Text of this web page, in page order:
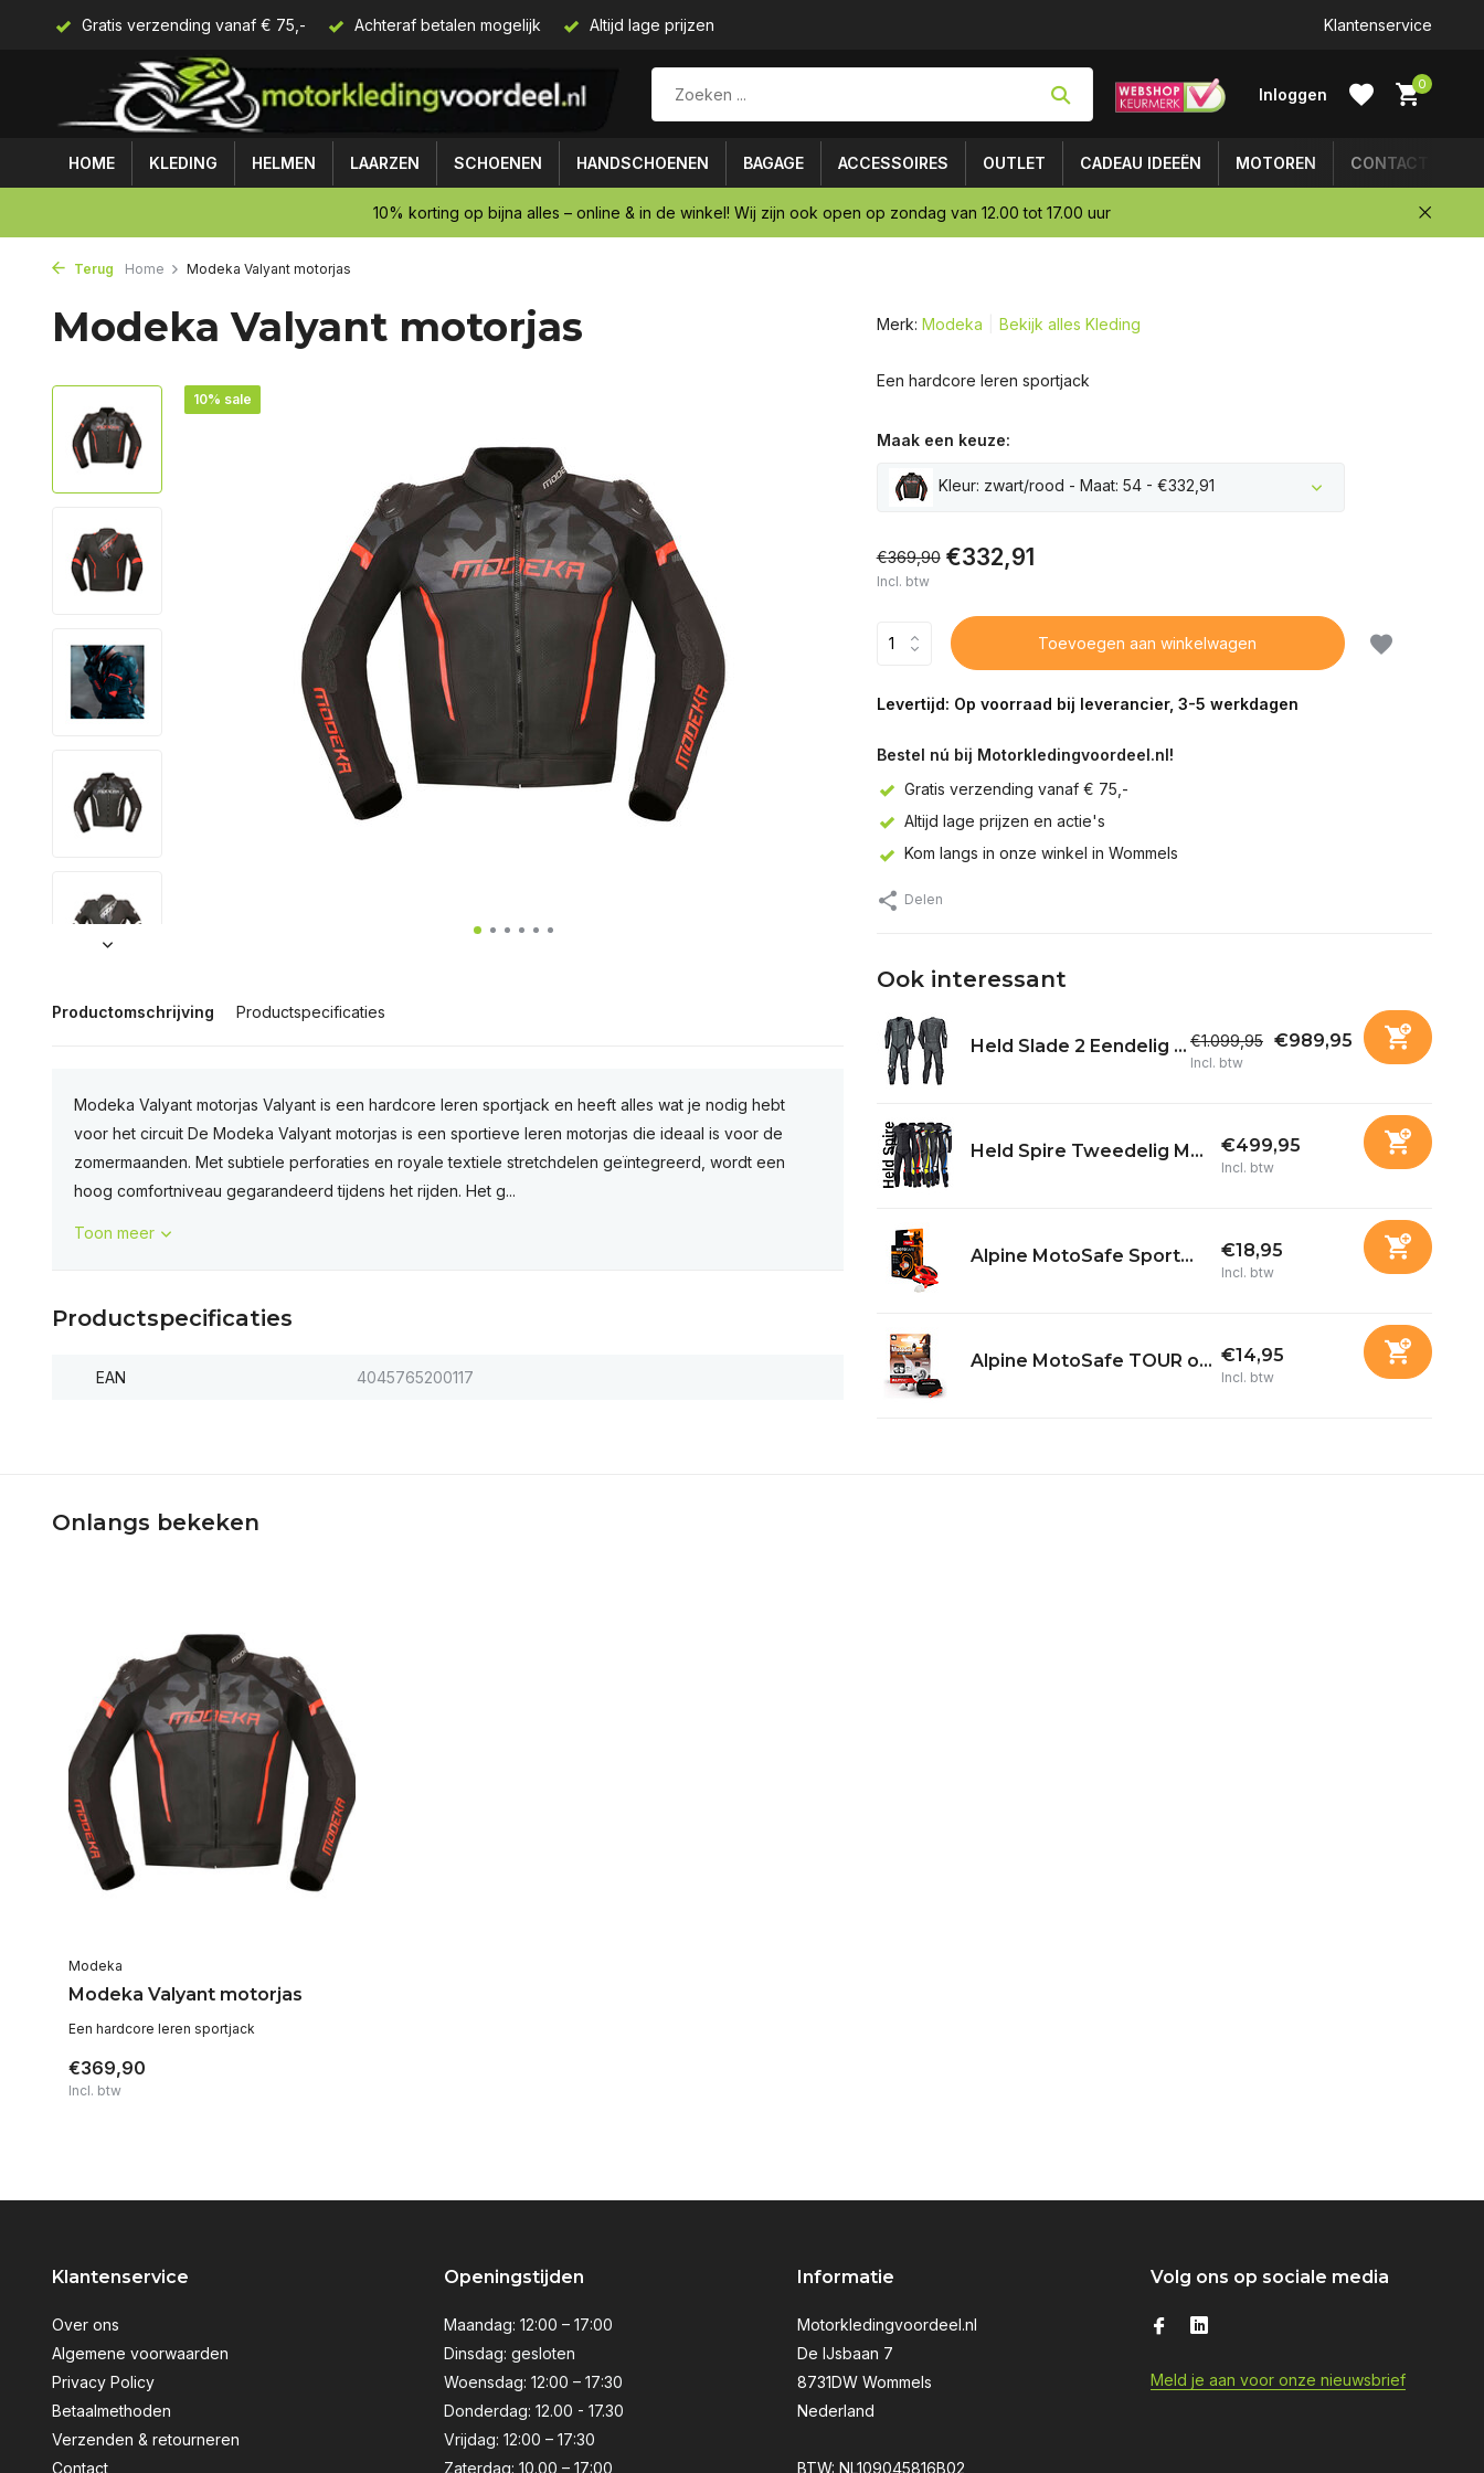
Gratis verzending vanaf € 75,- Achteraf betalen mogelijk Altijd lage prijzen Klantenservice
Inloggen
0
HOME KLEDING HELMEN LAARZEN SCHOENEN HANDSCHOENEN BAGAGE ACCESSOIRES OUTLET CADEAU IDEEËN MOTOREN CONTACT
10% korting op bijna alles – online & in de winkel! Wij zijn ook open op zondag van 12.00 tot 17.00 uur
Terug Home Modeka Valyant motorjas
Modeka Valyant motorjas
10% sale
Productomschrijving Productspecificaties
Modeka Valyant motorjas Valyant is een hardcore leren sportjack en heeft alles wat je nodig hebt
voor het circuit De Modeka Valyant motorjas is een sportieve leren motorjas die ideaal is voor de
zomermaanden. Met subtiele perforaties en royale textiele stretchdelen geïntegreerd, wordt een
hoog comfortniveau gegarandeerd tijdens het rijden. Het g...
Toon meer
Productspecificaties
EAN 4045765200117
Merk: Modeka Bekijk alles Kleding
Een hardcore leren sportjack
Maak een keuze:
Kleur: zwart/rood - Maat: 54 - €332,91
€369,90 €332,91
Incl. btw
Toevoegen aan winkelwagen
Levertijd: Op voorraad bij leverancier, 3-5 werkdagen
Bestel nú bij Motorkledingvoordeel.nl!
Gratis verzending vanaf € 75,-
Altijd lage prijzen en actie's
Kom langs in onze winkel in Wommels
Delen
Ook interessant
Held Slade 2 Eendelig ... €1.099,95 €989,95
Incl. btw
Held Spire Tweedelig M... €499,95
Incl. btw
Alpine MotoSafe Sport... €18,95
Incl. btw
Alpine MotoSafe TOUR o... €14,95
Incl. btw
Onlangs bekeken
Modeka
Modeka Valyant motorjas
Een hardcore leren sportjack
€369,90
Incl. btw
Klantenservice
Over ons
Algemene voorwaarden
Privacy Policy
Betaalmethoden
Verzenden & retourneren
Contact
Openingstijden
Maandag: 12:00 – 17:00
Dinsdag: gesloten
Woensdag: 12:00 – 17:30
Donderdag: 12.00 - 17.30
Vrijdag: 12:00 – 17:30
Zaterdag: 10.00 – 17:00
Informatie
Motorkledingvoordeel.nl
De IJsbaan 7
8731DW Wommels
Nederland
BTW: NL109045816B02
Volg ons op sociale media
Meld je aan voor onze nieuwsbrief